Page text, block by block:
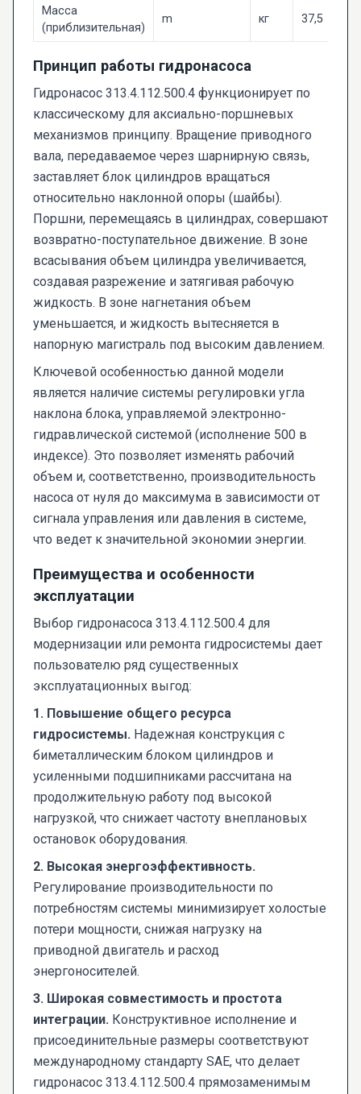
Масса
(приблизительная)
m кг 37,5
Принцип работы гидронасоса
Гидронасос 313.4.112.500.4 функционирует по
классическому для аксиально-поршневых
механизмов принципу. Вращение приводного
вала, передаваемое через шарнирную связь,
заставляет блок цилиндров вращаться
относительно наклонной опоры (шайбы).
Поршни, перемещаясь в цилиндрах, совершают
возвратно-поступательное движение. В зоне
всасывания объем цилиндра увеличивается,
создавая разрежение и затягивая рабочую
жидкость. В зоне нагнетания объем
уменьшается, и жидкость вытесняется в
напорную магистраль под высоким давлением.
Ключевой особенностью данной модели
является наличие системы регулировки угла
наклона блока, управляемой электронно-
гидравлической системой (исполнение 500 в
индексе). Это позволяет изменять рабочий
объем и, соответственно, производительность
насоса от нуля до максимума в зависимости от
сигнала управления или давления в системе,
что ведет к значительной экономии энергии.
Преимущества и особенности
эксплуатации
Выбор гидронасоса 313.4.112.500.4 для
модернизации или ремонта гидросистемы дает
пользователю ряд существенных
эксплуатационных выгод:
1. Повышение общего ресурса
гидросистемы. Надежная конструкция с
биметаллическим блоком цилиндров и
усиленными подшипниками рассчитана на
продолжительную работу под высокой
нагрузкой, что снижает частоту внеплановых
остановок оборудования.
2. Высокая энергоэффективность.
Регулирование производительности по
потребностям системы минимизирует холостые
потери мощности, снижая нагрузку на
приводной двигатель и расход
энергоносителей.
3. Широкая совместимость и простота
интеграции. Конструктивное исполнение и
присоединительные размеры соответствуют
международному стандарту SAE, что делает
гидронасос 313.4.112.500.4 прямозаменимым